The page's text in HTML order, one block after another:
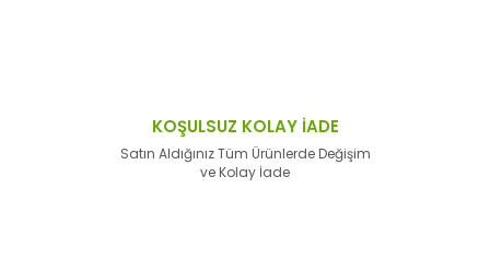
KOŞULSUZ KOLAY İADE
Satın Aldığınız Tüm Ürünlerde Değişim
ve Kolay İade